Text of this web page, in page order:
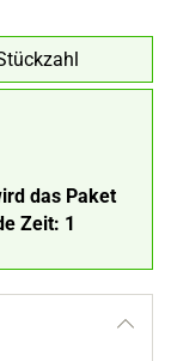
das Paket
Zeit: 1